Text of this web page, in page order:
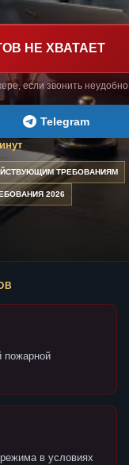
НЕ ХВАТАЕТ
если звонить неудобно
Telegram
ТРЕБОВАНИЯМ
2026
пожарной
в условиях